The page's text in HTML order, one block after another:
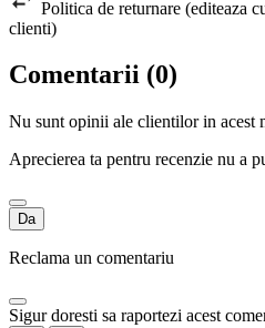
Politica de returnare (editeaza
clienti)
Comentarii (0)
Nu sunt opinii ale clientilor in acest
Aprecierea ta pentru recenzie nu a
Da
Reclama un comentariu
Sigur doresti sa raportezi acest